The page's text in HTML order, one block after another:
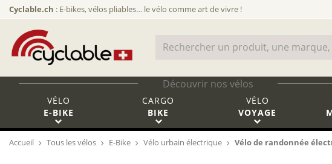
Cyclable.ch : E-bikes, vélos pliables… le vélo comme art de vivre !
Découvrir nos vélos
VÉLO
E-BIKE
CARGO
BIKE
VÉLO
VOYAGE
Accueil Tous les vélos E-Bike Vélo urbain électrique Vélo de randonnée